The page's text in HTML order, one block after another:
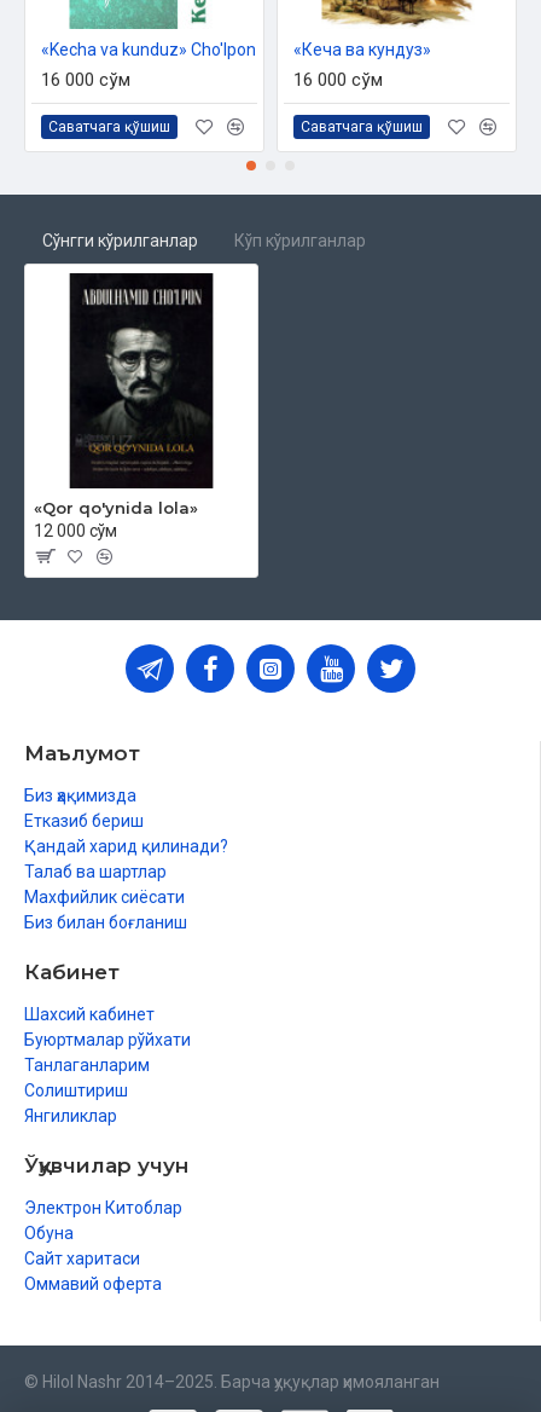
«Kecha va kunduz» Cho'lpon
16 000 сўм
Саватчага қўшиш
«Кеча ва кундуз»
16 000 сўм
Саватчага қўшиш
Сўнгги кўрилганлар Кўп кўрилганлар
«Qor qo'ynida lola»
12 000 сўм
Маълумот
Биз ҳақимизда
Етказиб бериш
Қандай харид қилинади?
Талаб ва шартлар
Махфийлик сиёсати
Биз билан боғланиш
Кабинет
Шахсий кабинет
Буюртмалар рўйхати
Танлаганларим
Солиштириш
Янгиликлар
Ўқувчилар учун
Электрон Китоблар
Обуна
Сайт харитаси
Оммавий оферта
© Hilol Nashr 2014–2025. Барча ҳуқуқлар ҳимояланган